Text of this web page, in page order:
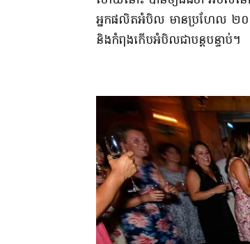
អ្នក​ផលិត​អំបិល មាន​ប្រហែល ២០
និង​កំពុង​កើប​អំបិល​ជា​បន្តបន្ទាប់​។​